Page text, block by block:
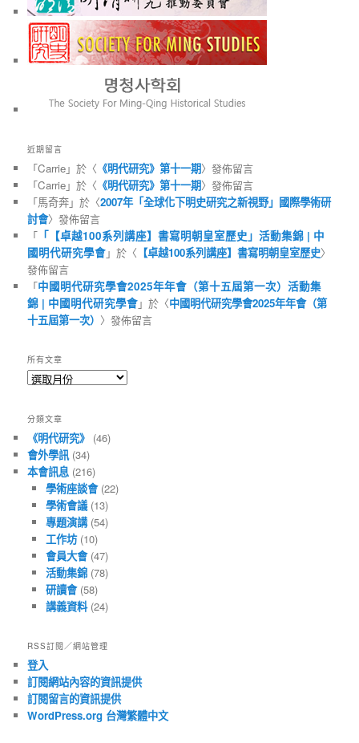
近期留言
「Carrie」於〈 《明代研究》第十一期〉發佈留言
「Carrie」於〈 《明代研究》第十一期〉發佈留言
「馬奇奔」於〈2007年「全球化下明史研究之新視野」國際學術研
討會〉發佈留言
「 「【卓越100系列講座】書寫明朝皇室歷史」活動集錦 | 中
國明代研究學會」於〈 【卓越100系列講座】書寫明朝皇室歷史〉
發佈留言
「中國明代研究學會2025年年會（第十五屆第一次）活動集
錦 | 中國明代研究學會」於〈中國明代研究學會2025年年會（第
十五屆第一次） 〉發佈留言
所有文章
所
章
分類文章
《明代研究》 (46)
會外學訊 (34)
本會訊息 (216)
學術座談會(22)
學術會議(13)
專題演講(54)
工作坊(10)
會員大會(47)
活動集錦(78)
研讀會(58)
講義資料(24)
RSS訂閱／網站管理
登入
訂閱網站內容的資訊提供
訂閱留言的資訊提供
WordPress.org 台灣繁體中文